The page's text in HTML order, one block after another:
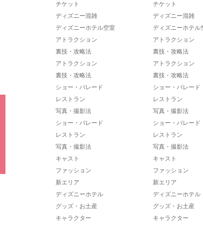
チケット
ディズニー混雑
ディズニーホテル空室
アトラクション
裏技・攻略法
アトラクション
裏技・攻略法
ショー・パレード
レストラン
写真・撮影法
ショー・パレード
レストラン
写真・撮影法
キャスト
ファッション
新エリア
ディズニーホテル
グッズ・お土産
キャラクター
チケット
ディズニー混雑
ディズニーホテル
アトラクション
裏技・攻略法
アトラクション
裏技・攻略法
ショー・パレード
レストラン
写真・撮影法
ショー・パレード
レストラン
写真・撮影法
キャスト
ファッション
新エリア
ディズニーホテル
グッズ・お土産
キャラクター